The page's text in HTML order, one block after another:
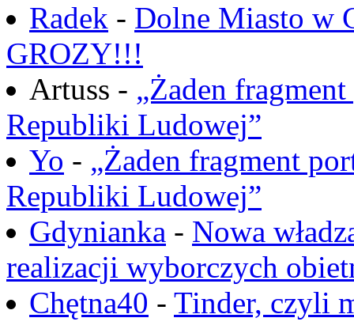
Radek - Dolne Miasto w
GROZY!!!
Artuss - „Żaden
Republiki Ludowej”
Yo - „Żaden fragment
Republiki Ludowej”
Gdynianka - Nowa
realizacji wyborczych
Chętna40 - Tinder, czyli